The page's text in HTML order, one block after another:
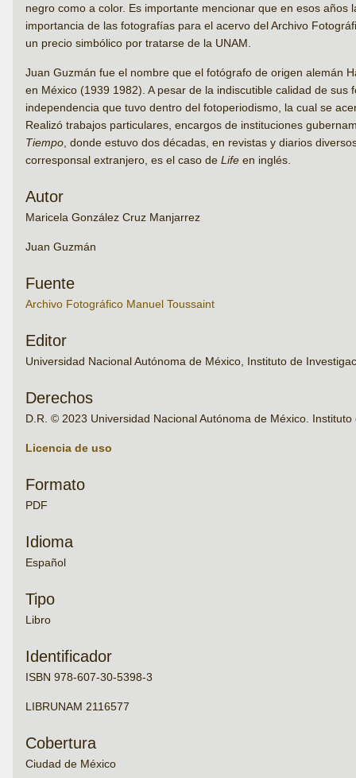
negro como a color. Es importante mencionar que en esos
importancia de las fotografías para el acervo del Archivo
un precio simbólico por tratarse de la UNAM.
Juan Guzmán fue el nombre que el fotógrafo de origen alemán
en México (1939 1982). A pesar de la indiscutible calidad de
independencia que tuvo dentro del fotoperiodismo, la cual se
Realizó trabajos particulares, encargos de instituciones
Tiempo , donde estuvo dos décadas, en revistas y diarios
corresponsal extranjero, es el caso de Life en inglés.
Autor
Maricela González Cruz Manjarrez
Juan Guzmán
Fuente
Archivo Fotográfico Manuel Toussaint
Editor
Universidad Nacional Autónoma de México, Instituto de
Derechos
D.R. © 2023 Universidad Nacional Autónoma de México.
Licencia de uso
Formato
PDF
Idioma
Español
Tipo
Libro
Identificador
ISBN 978-607-30-5398-3
LIBRUNAM 2116577
Cobertura
Ciudad de México